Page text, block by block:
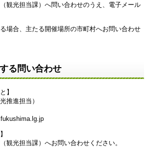
観光担当課）へ問い合わせのうえ、電子メール
合、主たる開催場所の市町村へお問い合わせ
る問い合わせ
】
推進担当）
観光担当課）へお問い合わせください。